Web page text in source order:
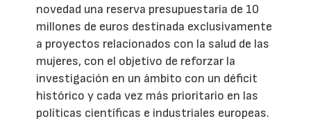
novedad una reserva presupuestaria de 10
millones de euros destinada exclusivamente
a proyectos relacionados con la salud de las
mujeres, con el objetivo de reforzar la
investigación en un ámbito con un déficit
histórico y cada vez más prioritario en las
políticas científicas e industriales europeas.